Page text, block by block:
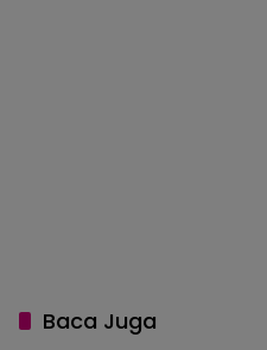
Baca Juga